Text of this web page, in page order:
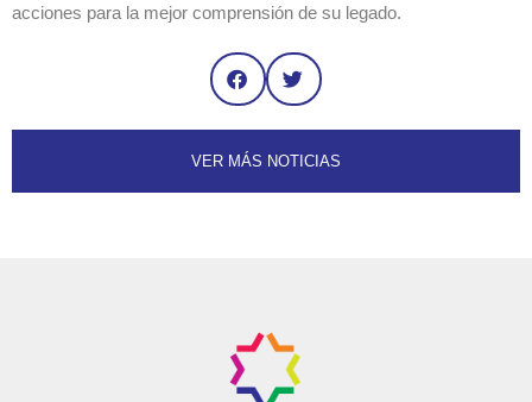
acciones para la mejor comprensión de su legado.
VER MÁS NOTICIAS